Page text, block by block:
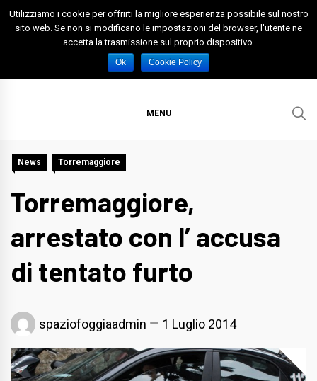
Skip
Spazio Foggia
Foggia News Calcio Eventi e Attività nella Capitanata
MENU
News Torremaggiore
Torremaggiore,
arrestato con l’ accusa
di tentato furto
spaziofoggiaadmin 1 Luglio 2014
Utilizziamo i cookie per offrirti la migliore esperienza possibile sul nostro
sito web. Se non si modificano le impostazioni del browser, l'utente ne
accetta la trasmissione sul proprio dispositivo.
Ok Cookie Policy